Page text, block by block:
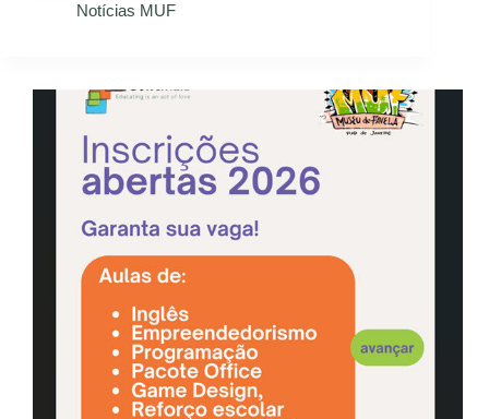
Notícias MUF